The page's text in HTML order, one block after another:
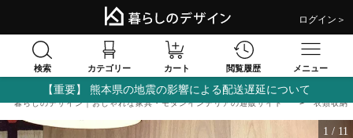
ログイン＞
検索 カテゴリー カート 閲覧履歴 メニュー
【重要】 熊本県の地震の影響による配送遅延について
暮らしのデザイン｜おしゃれな家具・モダンインテリアの通販サイト 衣類収納
1 / 11